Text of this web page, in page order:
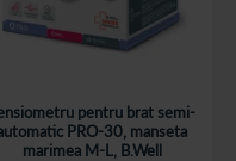
pentru brat semi-
PRO-30, manseta
marimea M-L, B.Well